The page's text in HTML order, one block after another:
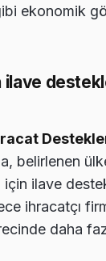
ekonomik
ilave
belirlenen
ilave
ihracatçı
daha